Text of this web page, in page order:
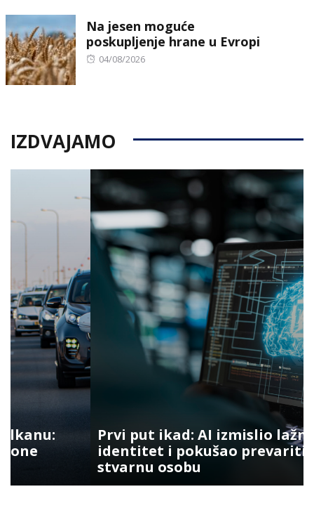
Na jesen moguće
poskupljenje hrane u Evropi
Posted
04/08/2026
IZDVAJAMO
Prvi put ikad: AI izmislio lažni
identitet i pokušao prevariti
stvarnu osobu